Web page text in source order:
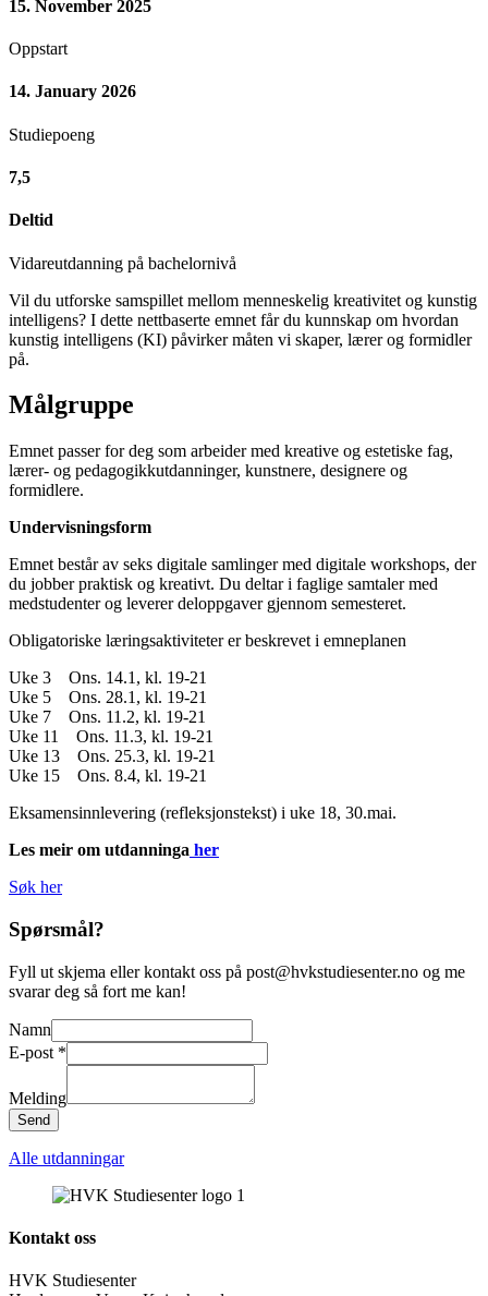
15. November 2025
Oppstart
14. January 2026
Studiepoeng
7,5
Deltid
Vidareutdanning på bachelornivå
Vil du utforske samspillet mellom menneskelig kreativitet og kunstig
intelligens? I dette nettbaserte emnet får du kunnskap om hvordan
kunstig intelligens (KI) påvirker måten vi skaper, lærer og formidler
på.
Målgruppe
Emnet passer for deg som arbeider med kreative og estetiske fag,
lærer- og pedagogikkutdanninger, kunstnere, designere og
formidlere.
Undervisningsform
Emnet består av seks digitale samlinger med digitale workshops, der
du jobber praktisk og kreativt. Du deltar i faglige samtaler med
medstudenter og leverer deloppgaver gjennom semesteret.
Obligatoriske læringsaktiviteter er beskrevet i emneplanen
Uke 3 Ons. 14.1, kl. 19-21
Uke 5 Ons. 28.1, kl. 19-21
Uke 7 Ons. 11.2, kl. 19-21
Uke 11 Ons. 11.3, kl. 19-21
Uke 13 Ons. 25.3, kl. 19-21
Uke 15 Ons. 8.4, kl. 19-21
Eksamensinnlevering (refleksjonstekst) i uke 18, 30.mai.
Les meir om utdanninga her
Søk her
Spørsmål?
Fyll ut skjema eller kontakt oss på post@hvkstudiesenter.no og me
svarar deg så fort me kan!
Namn
Melding
E-
post
E-post *
Melding
Send
Alle utdanningar
Kontakt oss
HVK Studiesenter